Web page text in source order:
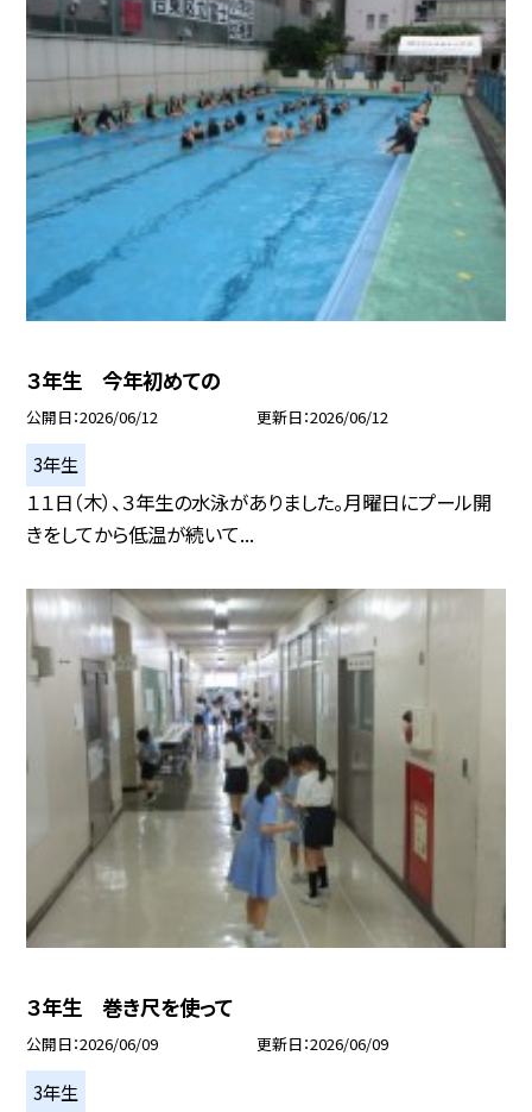
３年生 今年初めての
公開日 2026/06/12 更新日 2026/06/12
3年生
１１日（木）、３年生の水泳がありました。月曜日にプール開
きをしてから低温が続いて...
３年生 巻き尺を使って
公開日 2026/06/09 更新日 2026/06/09
3年生